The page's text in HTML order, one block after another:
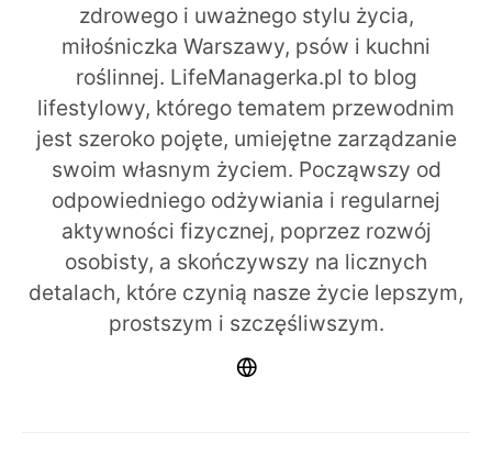
zdrowego i uważnego stylu życia,
miłośniczka Warszawy, psów i kuchni
roślinnej. LifeManagerka.pl to blog
lifestylowy, którego tematem przewodnim
jest szeroko pojęte, umiejętne zarządzanie
swoim własnym życiem. Począwszy od
odpowiedniego odżywiania i regularnej
aktywności fizycznej, poprzez rozwój
osobisty, a skończywszy na licznych
detalach, które czynią nasze życie lepszym,
prostszym i szczęśliwszym.